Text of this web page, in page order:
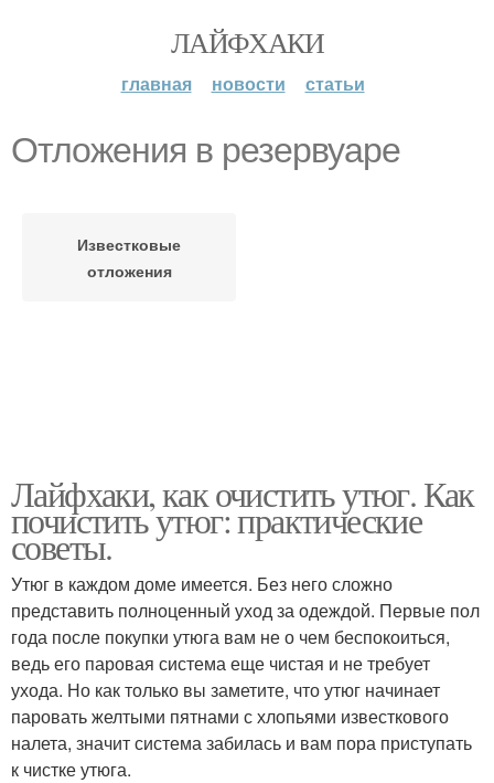
ЛАЙФХАКИ
главная новости статьи
Отложения в резервуаре
Известковые
отложения
Лайфхаки, как очистить утюг. Как
почистить утюг: практические
советы.
Утюг в каждом доме имеется. Без него сложно
представить полноценный уход за одеждой. Первые пол
года после покупки утюга вам не о чем беспокоиться,
ведь его паровая система еще чистая и не требует
ухода. Но как только вы заметите, что утюг начинает
паровать желтыми пятнами с хлопьями известкового
налета, значит система забилась и вам пора приступать
к чистке утюга.